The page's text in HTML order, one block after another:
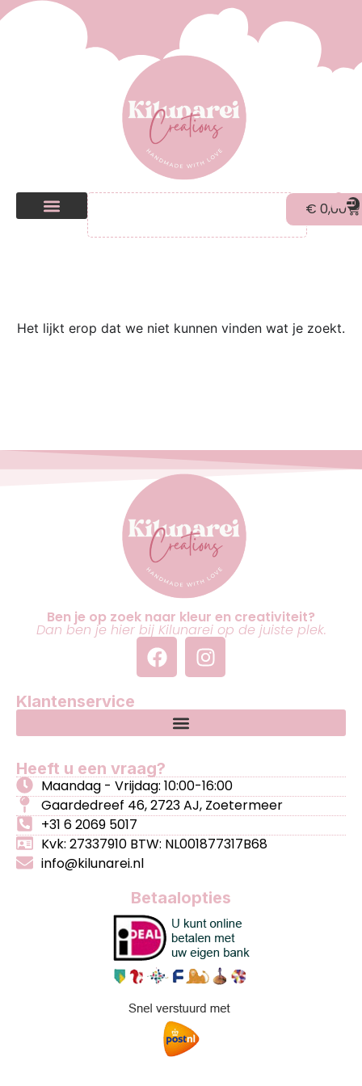
€ 0,00 0
Het lijkt erop dat we niet kunnen vinden wat je zoekt.
Ben je op zoek naar kleur en creativiteit?
Dan ben je hier bij Kilunarei op de juiste plek.
Klantenservice
Heeft u een vraag?
Maandag - Vrijdag: 10:00-16:00
Gaardedreef 46, 2723 AJ, Zoetermeer
+31 6 2069 5017
Kvk: 27337910 BTW: NL001877317B68
info@kilunarei.nl
Betaalopties